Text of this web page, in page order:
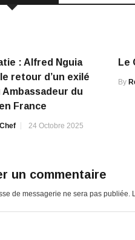
: Alfred Nguia
retour d’un exilé
Ambassadeur du
France
24 Octobre 2025
Le
By
un commentaire
de messagerie ne sera pas publiée.